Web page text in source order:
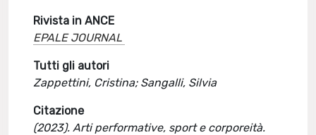
Rivista in ANCE
EPALE JOURNAL
Tutti gli autori
Zappettini, Cristina; Sangalli, Silvia
Citazione
(2023). Arti performative, sport e corporeità.